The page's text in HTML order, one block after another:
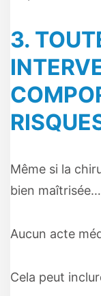
3.
Même si la
bien maîtrisée…
Aucun acte
Cela peut